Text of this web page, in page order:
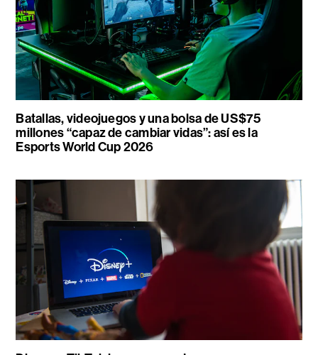
Batallas, videojuegos y una bolsa de US$75
millones “capaz de cambiar vidas”: así es la
Esports World Cup 2026